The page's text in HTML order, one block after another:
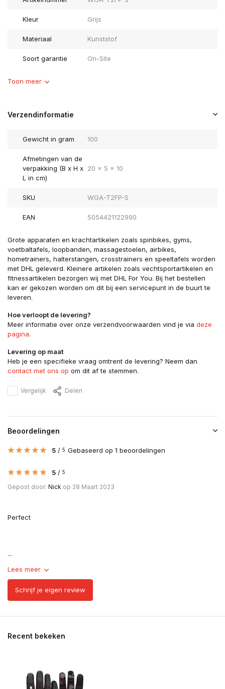
Kleur Grijs
Materiaal Kunststof
Soort garantie On-Site
Toon meer
Verzendinformatie
Gewicht in gram 100
Afmetingen van de
verpakking (B x H x
L in cm)
20 x 5 x 10
SKU WGA-T2FP-S
EAN 5054421122990
Grote apparaten en krachtartikelen zoals spinbikes, gyms,
voetbaltafels, loopbanden, massagestoelen, airbikes,
hometrainers, halterstangen, crosstrainers en speeltafels worden
met DHL geleverd. Kleinere artikelen zoals vechtsportartikelen en
fitnessartikelen bezorgen wij met DHL For You. Bij het bestellen
kan er gekozen worden om dit bij een servicepunt in de buurt te
leveren.
Hoe verloopt de levering?
Meer informatie over onze verzendvoorwaarden vind je via deze
pagina.
Levering op maat
Heb je een specifieke vraag omtrent de levering? Neem dan
contact met ons op om dit af te stemmen.
Vergelijk Delen
Beoordelingen
5 / 5 Gebaseerd op 1 beoordelingen
5 / 5
Gepost door: Nick op 28 Maart 2023
Perfect
...
Lees meer
Schrijf je eigen review
Recent bekeken